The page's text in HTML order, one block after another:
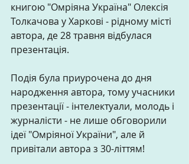
книгою "Омріяна Україна" Олексія
Толкачова у Харкові - рідному місті
автора, де 28 травня відбулася
презентація.
Подія була приурочена до дня
народження автора, тому учасники
презентації - інтелектуали, молодь і
журналісти - не лише обговорили
ідеї "Омріяної України", але й
привітали автора з 30-літтям!